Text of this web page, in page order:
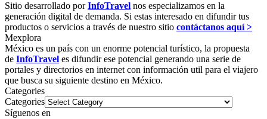
Sitio desarrollado porInfoTravel nos especializamos en la
generación digital de demanda. Si estas interesado en difundir tus
productos o servicios a través de nuestro sitio contáctanos aquí >
Mexplora
México es un país con un enorme potencial turístico, la propuesta
de InfoTravel es difundir ese potencial generando una serie de
portales y directorios en internet con información util para el viajero
que busca su siguiente destino en México.
Categories
Categories
Síguenos en